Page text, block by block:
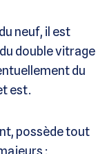
neuf, il est
double vitrage
du
est.
possède tout
: